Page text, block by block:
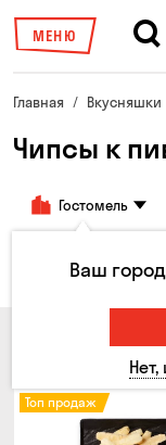
МЕНЮ
Главная Вкусняшки
Чипсы к
Гостомель
Кукуруза
Топ продаж
Ваш